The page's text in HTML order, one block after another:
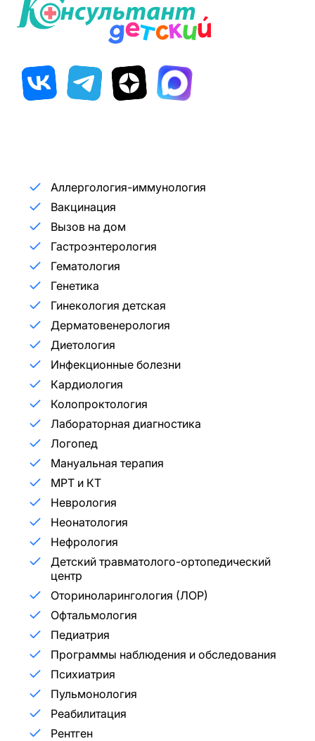
Аллергология-иммунология
Вакцинация
Вызов на дом
Гастроэнтерология
Гематология
Генетика
Гинекология детская
Дерматовенерология
Диетология
Инфекционные болезни
Кардиология
Колопроктология
Лабораторная диагностика
Логопед
Мануальная терапия
МРТ и КТ
Неврология
Неонатология
Нефрология
Детский травматолого-ортопедический
центр
Оториноларингология (ЛОР)
Офтальмология
Педиатрия
Программы наблюдения и обследования
Психиатрия
Пульмонология
Реабилитация
Рентген